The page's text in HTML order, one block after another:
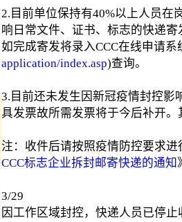
2.目前单位保持有40%以上人员在
响日常文件、证书、标志的快递寄
如完成寄发将录入CCC在线申请系
application/index.asp)查询。
3.目前还未发生因新冠疫情封控影
具发票故所需发票将于今后补开
注：收件后请按照疫情防控要求进
CCC标志企业拆封邮寄快递的通知
3/29
因工作区域封控，快递人员已停